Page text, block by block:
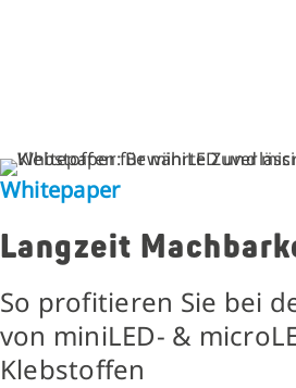
Whitepaper
Langzeit
So profitieren Sie bei
von miniLED- &
Klebstoffen